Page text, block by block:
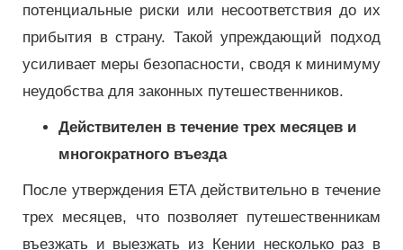
потенциальные риски или несоответствия до их
прибытия в страну. Такой упреждающий подход
усиливает меры безопасности, сводя к минимуму
неудобства для законных путешественников.
Действителен в течение трех месяцев и
многократного въезда
После утверждения ETA действительно в течение
трех месяцев, что позволяет путешественникам
въезжать и выезжать из Кении несколько раз в